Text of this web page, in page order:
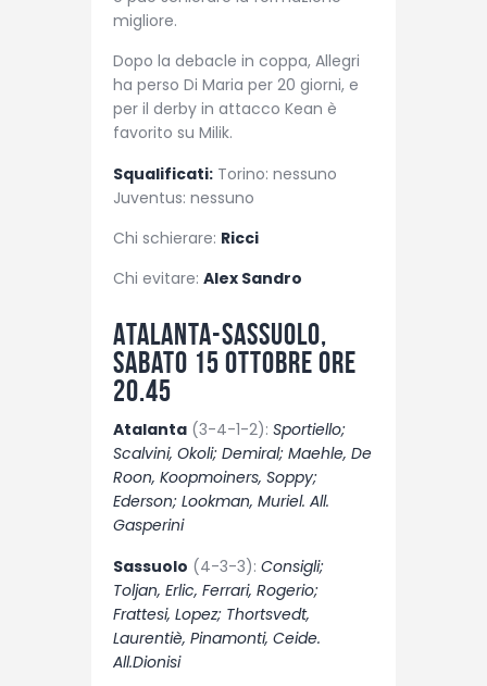
migliore.
Dopo la debacle in coppa, Allegri
ha perso Di Maria per 20 giorni, e
per il derby in attacco Kean è
favorito su Milik.
Squalificati: Torino: nessuno
Juventus: nessuno
Chi schierare: Ricci
Chi evitare: Alex Sandro
Atalanta-Sassuolo,
sabato 15 ottobre ore
20.45
Atalanta (3-4-1-2): Sportiello;
Scalvini, Okoli; Demiral; Maehle, De
Roon, Koopmoiners, Soppy;
Ederson; Lookman, Muriel. All.
Gasperini
Sassuolo (4-3-3): Consigli;
Toljan, Erlic, Ferrari, Rogerio;
Frattesi, Lopez; Thortsvedt,
Laurentiè, Pinamonti, Ceide.
All.Dionisi